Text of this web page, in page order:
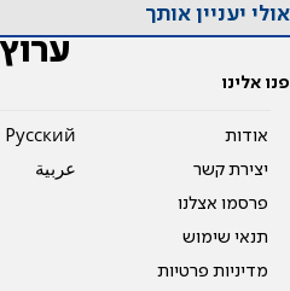
אולי יעניין אותך
פנו אלינו
אודות
יצירת קשר
פרסמו אצלנו
תנאי שימוש
מדיניות פרטיות
Pусский
عربية